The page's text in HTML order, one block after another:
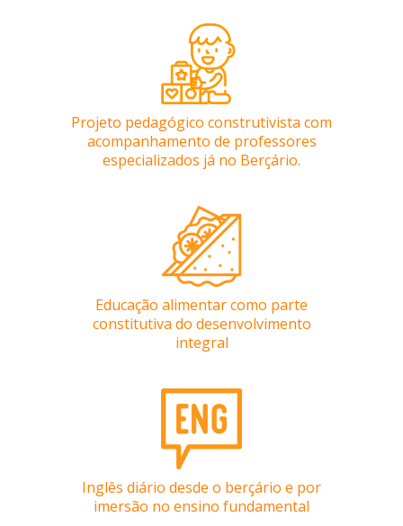
Biblioteca
de conteúdo
Projeto pedagógico construtivista com
acompanhamento de professores
especializados já no Berçário.
Educação alimentar como parte
constitutiva do desenvolvimento
integral
Inglês diário desde o berçário e por
imersão no ensino fundamental